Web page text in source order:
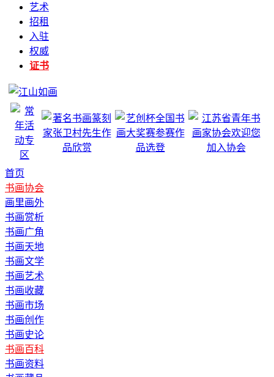
艺术
招租
入驻
权威
证书
首页
书画协会
画里画外
书画赏析
书画广角
书画天地
书画文学
书画艺术
书画收藏
书画市场
书画创作
书画史论
书画百科
书画资料